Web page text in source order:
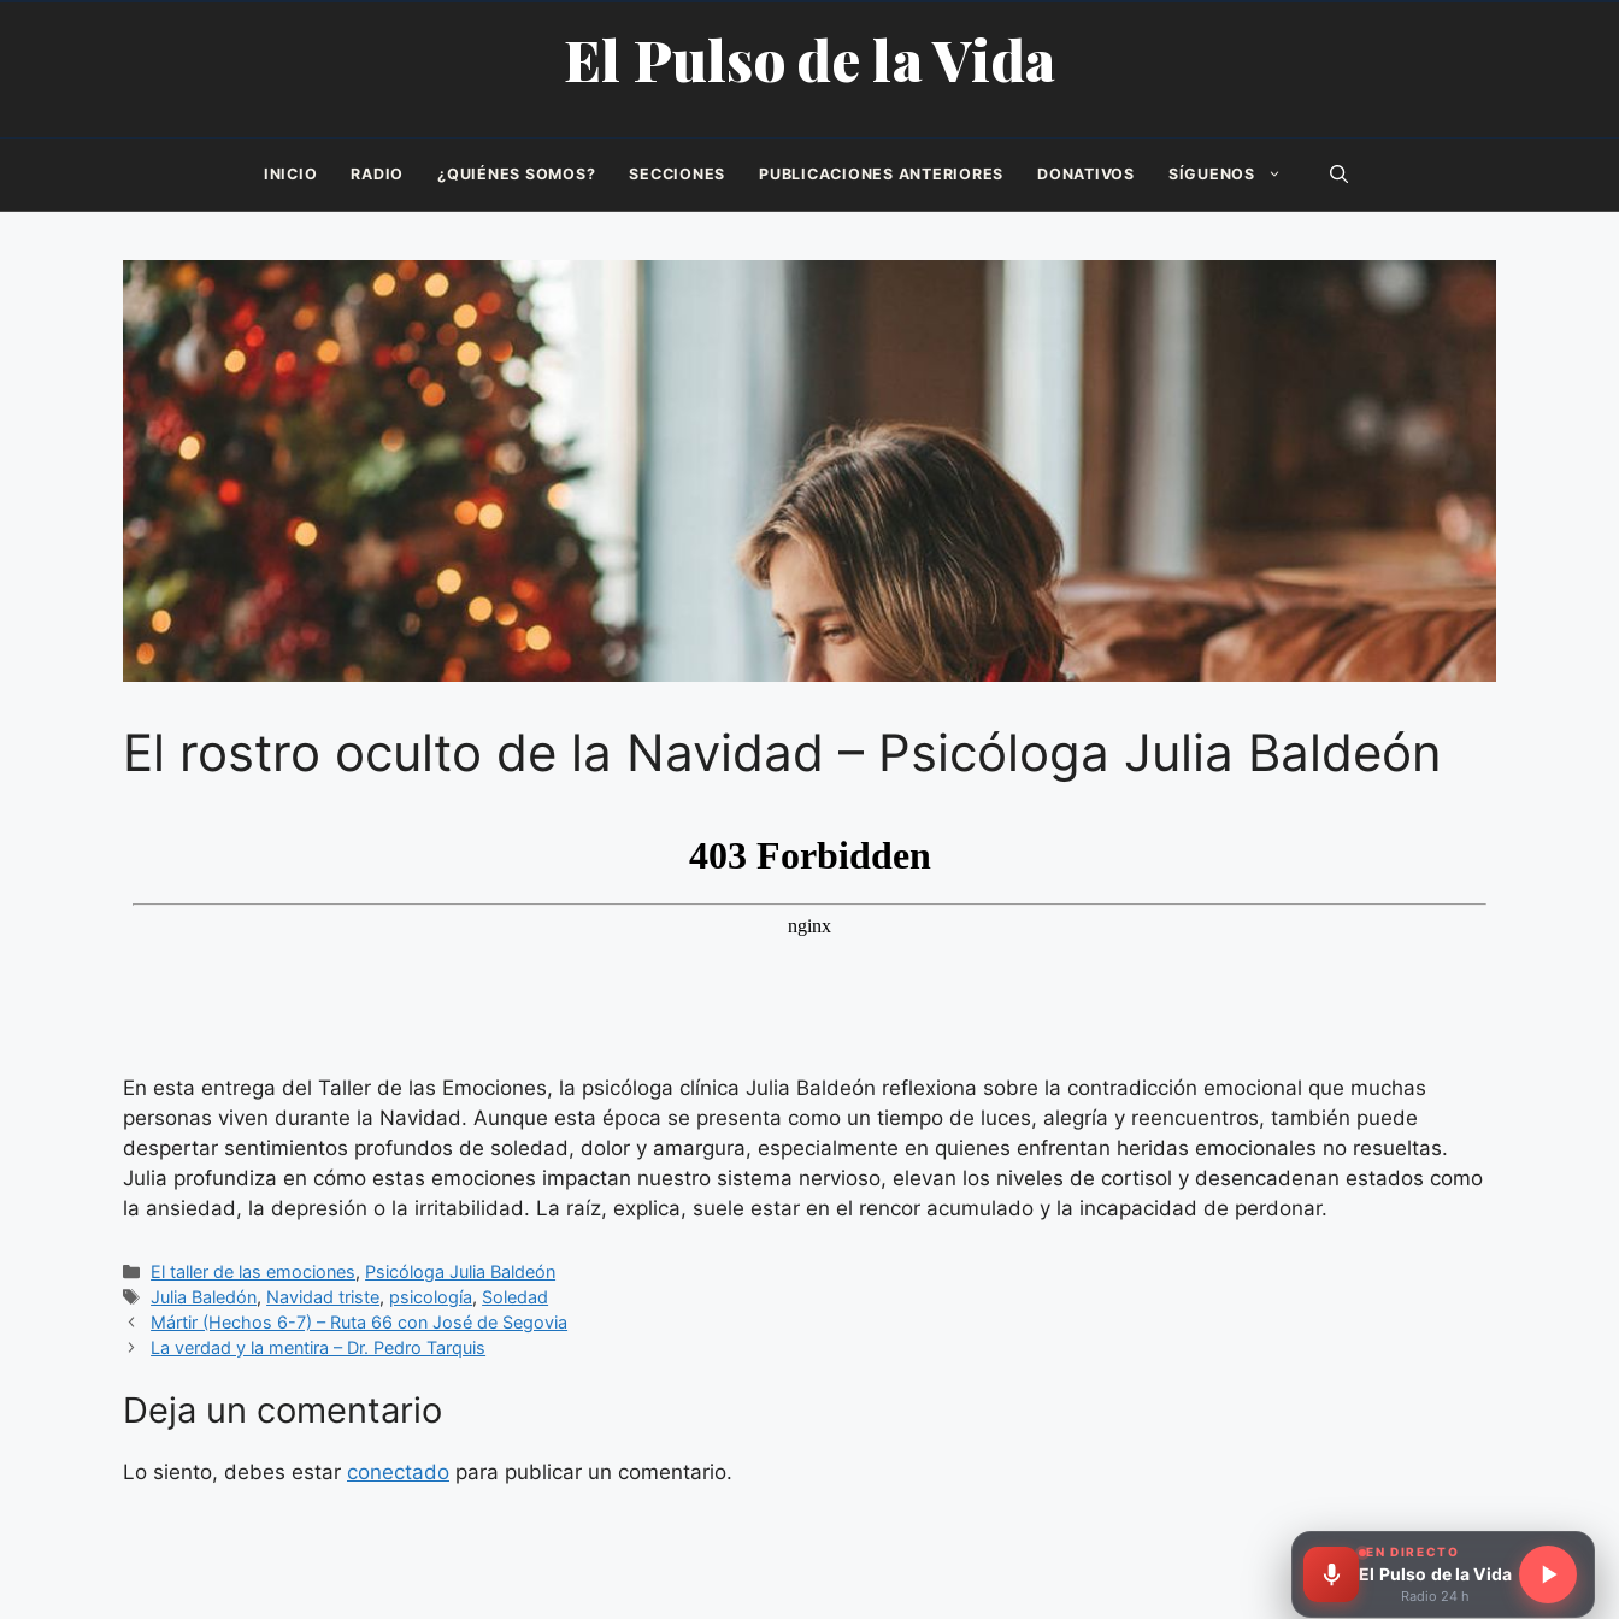
El Pulso de la Vida
EN DIRECTO
El Pulso de la Vida
Radio 24 h
INICIO RADIO ¿QUIÉNES SOMOS? SECCIONES PUBLICACIONES ANTERIORES DONATIVOS SÍGUENOS
El rostro oculto de la Navidad – Psicóloga Julia Baldeón
En esta entrega del Taller de las Emociones, la psicóloga clínica Julia Baldeón reflexiona sobre la contradicción emocional que muchas
personas viven durante la Navidad. Aunque esta época se presenta como un tiempo de luces, alegría y reencuentros, también puede
despertar sentimientos profundos de soledad, dolor y amargura, especialmente en quienes enfrentan heridas emocionales no resueltas.
Julia profundiza en cómo estas emociones impactan nuestro sistema nervioso, elevan los niveles de cortisol y desencadenan estados como
la ansiedad, la depresión o la irritabilidad. La raíz, explica, suele estar en el rencor acumulado y la incapacidad de perdonar.
Categorías
El taller de las emociones, Psicóloga Julia Baldeón
Etiquetas
Julia Baledón, Navidad triste, psicología, Soledad
Mártir (Hechos 6-7) – Ruta 66 con José de Segovia
La verdad y la mentira – Dr. Pedro Tarquis
Deja un comentario
Lo siento, debes estar conectado para publicar un comentario.